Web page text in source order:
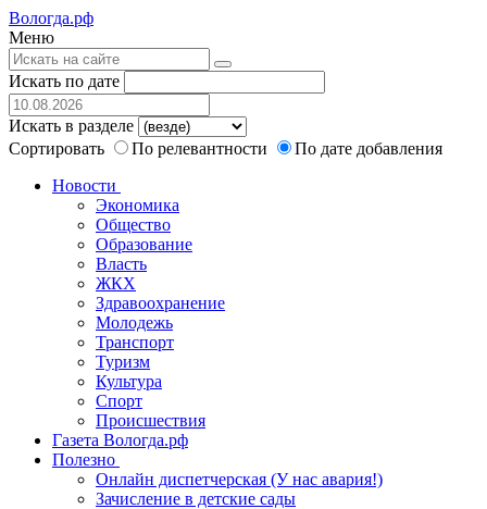
Вологда.рф
Меню
Искать по дате
Искать в разделе
Сортировать
По релевантности
По дате добавления
Новости
Экономика
Общество
Образование
Власть
ЖКХ
Здравоохранение
Молодежь
Транспорт
Туризм
Культура
Спорт
Происшествия
Газета Вологда.рф
Полезно
Онлайн диспетчерская (У нас авария!)
Зачисление в детские сады